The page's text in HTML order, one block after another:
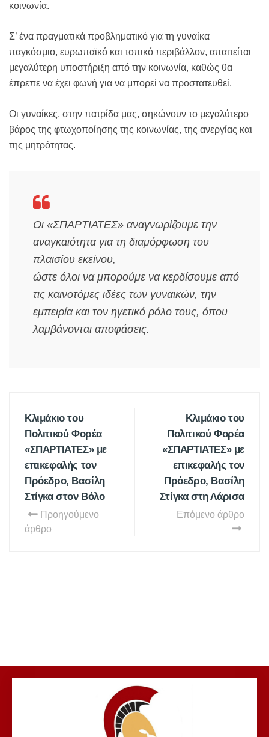
κοινωνία.
Σ’ ένα πραγματικά προβληματικό για τη γυναίκα
παγκόσμιο, ευρωπαϊκό και τοπικό περιβάλλον, απαιτείται
μεγαλύτερη υποστήριξη από την κοινωνία, καθώς θα
έπρεπε να έχει φωνή για να μπορεί να προστατευθεί.
Οι γυναίκες, στην πατρίδα μας, σηκώνουν το μεγαλύτερο
βάρος της φτωχοποίησης της κοινωνίας, της ανεργίας και
της μητρότητας.
Οι «ΣΠΑΡΤΙΑΤΕΣ» αναγνωρίζουμε την
αναγκαιότητα για τη διαμόρφωση του
πλαισίου εκείνου,
ώστε όλοι να μπορούμε να κερδίσουμε από
τις καινοτόμες ιδέες των γυναικών, την
εμπειρία και τον ηγετικό ρόλο τους, όπου
λαμβάνονται αποφάσεις.
Κλιμάκιο του
Πολιτικού Φορέα
«ΣΠΑΡΤΙΑΤΕΣ» με
επικεφαλής τον
Πρόεδρο, Βασίλη
Στίγκα στον Βόλο
Προηγούμενο
άρθρο
Κλιμάκιο του
Πολιτικού Φορέα
«ΣΠΑΡΤΙΑΤΕΣ» με
επικεφαλής τον
Πρόεδρο, Βασίλη
Στίγκα στη Λάρισα
Επόμενο άρθρο